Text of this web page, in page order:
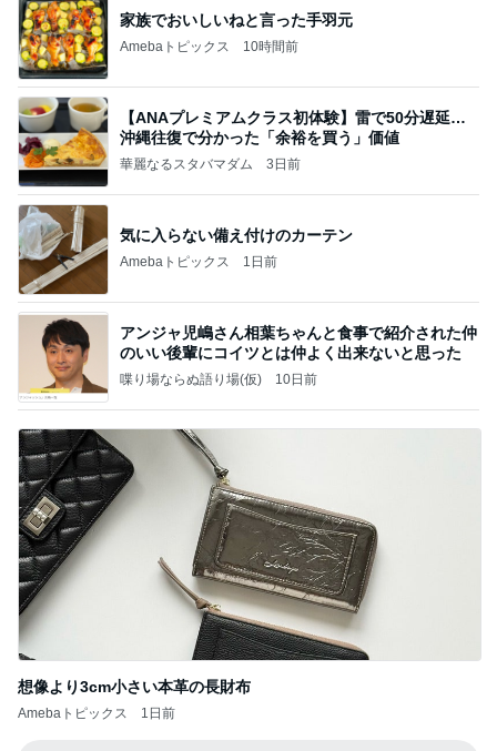
家族でおいしいねと言った手羽元
Amebaトピックス 10時間前
【ANAプレミアムクラス初体験】雷で50分遅延…
沖縄往復で分かった「余裕を買う」価値
華麗なるスタバマダム 3日前
気に入らない備え付けのカーテン
Amebaトピックス 1日前
アンジャ児嶋さん相葉ちゃんと食事で紹介された仲
のいい後輩にコイツとは仲よく出来ないと思った
喋り場ならぬ語り場(仮) 10日前
想像より3cm小さい本革の長財布
Amebaトピックス 1日前